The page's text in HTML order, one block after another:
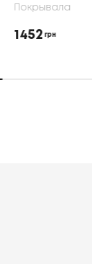
Покрывала
1452 грн